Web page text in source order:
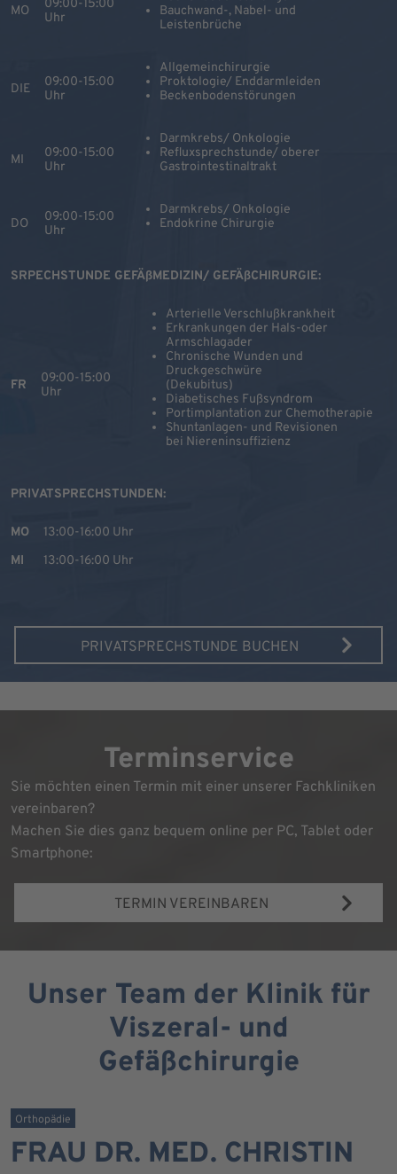
MO
09:00-15:00
Uhr
Bauchwand-, Nabel- und
Leistenbrüche
DIE
09:00-15:00
Uhr
Allgemeinchirurgie
Proktologie/ Enddarmleiden
Beckenbodenstörungen
MI
09:00-15:00
Uhr
Darmkrebs/ Onkologie
Refluxsprechstunde/ oberer
Gastrointestinaltrakt
DO
09:00-15:00
Uhr
Darmkrebs/ Onkologie
Endokrine Chirurgie
SRPECHSTUNDE GEFÄßMEDIZIN/ GEFÄßCHIRURGIE:
FR
09:00-15:00
Uhr
Arterielle Verschlußkrankheit
Erkrankungen der Hals-oder
Armschlagader
Chronische Wunden und
Druckgeschwüre
(Dekubitus)
Diabetisches Fußsyndrom
Portimplantation zur Chemotherapie
Shuntanlagen- und Revisionen
bei Niereninsuffizienz
PRIVATSPRECHSTUNDEN:
MO
13:00-16:00 Uhr
MI
13:00-16:00 Uhr
PRIVATSPRECHSTUNDE BUCHEN
Terminservice
Sie möchten einen Termin mit einer unserer Fachkliniken
vereinbaren?
Machen Sie dies ganz bequem online per PC, Tablet oder
Smartphone:
TERMIN VEREINBAREN
Unser Team der Klinik für
Viszeral- und
Gefäßchirurgie
Orthopädie
FRAU DR. MED. CHRISTIN